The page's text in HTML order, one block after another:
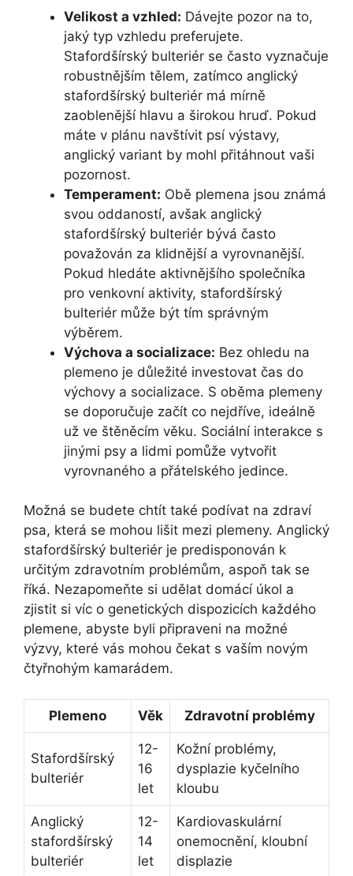
Velikost a vzhled: Dávejte pozor na to,
jaký typ vzhledu preferujete.
Stafordšírský bulteriér se často vyznačuje
robustnějším tělem, zatímco anglický
stafordšírský bulteriér má mírně
zaoblenější hlavu a širokou hruď. Pokud
máte v plánu navštívit psí výstavy,
anglický variant by mohl přitáhnout vaši
pozornost.
Temperament: Obě plemena jsou známá
svou oddaností, avšak anglický
stafordšírský bulteriér bývá často
považován za klidnější a vyrovnanější.
Pokud hledáte aktivnějšího společníka
pro venkovní aktivity, stafordšírský
bulteriér může být tím správným
výběrem.
Výchova a socializace: Bez ohledu na
plemeno je důležité investovat čas do
výchovy a socializace. S oběma plemeny
se doporučuje začít co nejdříve, ideálně
už ve štěněcím věku. Sociální interakce s
jinými psy a lidmi pomůže vytvořit
vyrovnaného a přátelského jedince.
Možná se budete chtít také podívat na zdraví
psa, která se mohou lišit mezi plemeny. Anglický
stafordšírský bulteriér je predisponován k
určitým zdravotním problémům, aspoň tak se
říká. Nezapomeňte si udělat domácí úkol a
zjistit si víc o genetických dispozicích každého
plemene, abyste byli připraveni na možné
výzvy, které vás mohou čekat s vaším novým
čtyřnohým kamarádem.
Plemeno Věk Zdravotní problémy
Stafordšírský
bulteriér
12-
16
let
Kožní problémy,
dysplazie kyčelního
kloubu
Anglický
stafordšírský
bulteriér
12-
14
let
Kardiovaskulární
onemocnění, kloubní
displazie